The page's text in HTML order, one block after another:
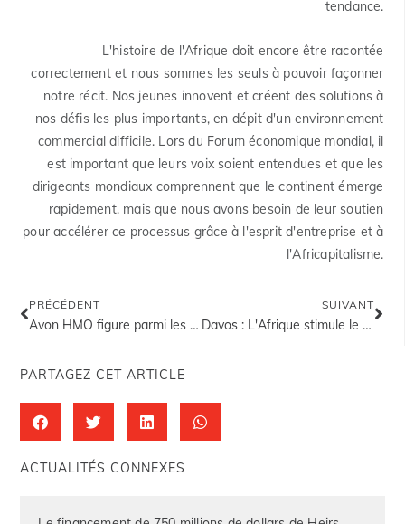
tendance.
L'histoire de l'Afrique doit encore être racontée
correctement et nous sommes les seuls à pouvoir façonner
notre récit. Nos jeunes innovent et créent des solutions à
nos défis les plus importants, en dépit d'un environnement
commercial difficile. Lors du Forum économique mondial, il
est important que leurs voix soient entendues et que les
dirigeants mondiaux comprennent que le continent émerge
rapidement, mais que nous avons besoin de leur soutien
pour accélérer ce processus grâce à l'esprit d'entreprise et à
l'Africapitalisme.
PRÉCÉDENT
Avon HMO figure parmi les "entreprises qui inspireront l'Afrique en 2019".
SUIVANT
Davos : L'Afrique stimule le libre-échange alors que les barrières mondiales se multiplient
PARTAGEZ CET ARTICLE
ACTUALITÉS CONNEXES